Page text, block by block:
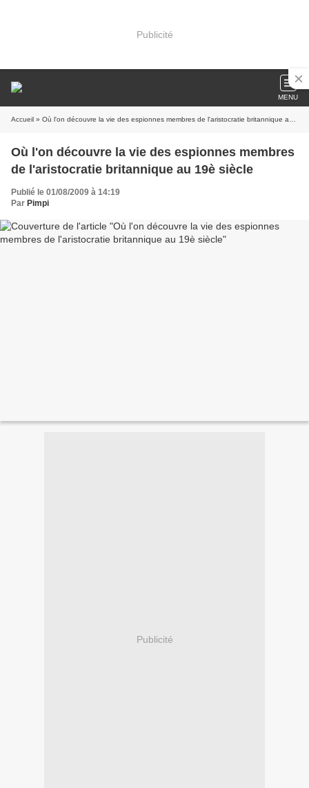
Publicité
MENU
Accueil » Où l'on découvre la vie des espionnes membres de l'aristocratie britannique au 19è siècle
Où l'on découvre la vie des espionnes membres
de l'aristocratie britannique au 19è siècle
Publié le 01/08/2009 à 14:19
Par Pimpi
Publicité